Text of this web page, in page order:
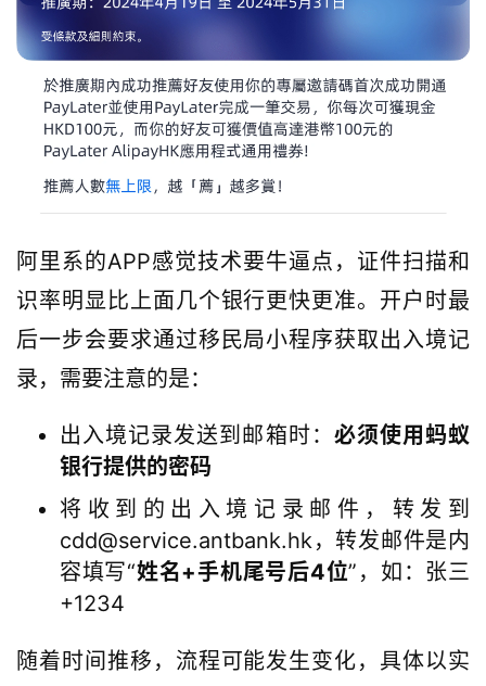
阿里系的APP感觉技术要牛逼点，证件扫描和
识率明显比上面几个银行更快更准。开户时最
后一步会要求通过移民局小程序获取出入境记
录，需要注意的是：
出入境记录发送到邮箱时： 必须使用蚂蚁
银行提供的密码
将收到的出入境记录邮件，转发到
cdd@service.antbank.hk，转发邮件是内
容填写“姓名+手机尾号后4位”，如：张三
+1234
随着时间推移，流程可能发生变化，具体以实